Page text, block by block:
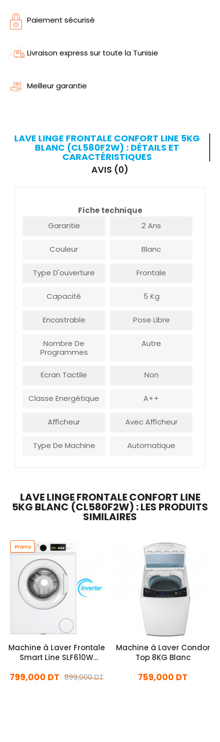
Paiement sécurisé
Livraison express sur toute la Tunisie
Meilleur garantie
LAVE LINGE FRONTALE CONFORT LINE 5KG
BLANC (CL580F2W) : DÉTAILS ET
CARACTÉRISTIQUES
AVIS (0)
Fiche technique
Garantie
2 Ans
Couleur Blanc
Type D'ouverture Frontale
Capacité 5 Kg
Encastrable Pose Libre
Nombre De
Programmes
Autre
Ecran Tactile Non
Classe Energétique A++
Afficheur Avec Afficheur
Type De Machine Automatique
LAVE LINGE FRONTALE CONFORT LINE
5KG BLANC (CL580F2W) : LES PRODUITS
SIMILAIRES
Promo
Machine à Laver Frontale
Smart Line SLF610W
899,000 DT
799,000 DT
Machine à Laver Condor
Top 8KG Blanc
759,000 DT